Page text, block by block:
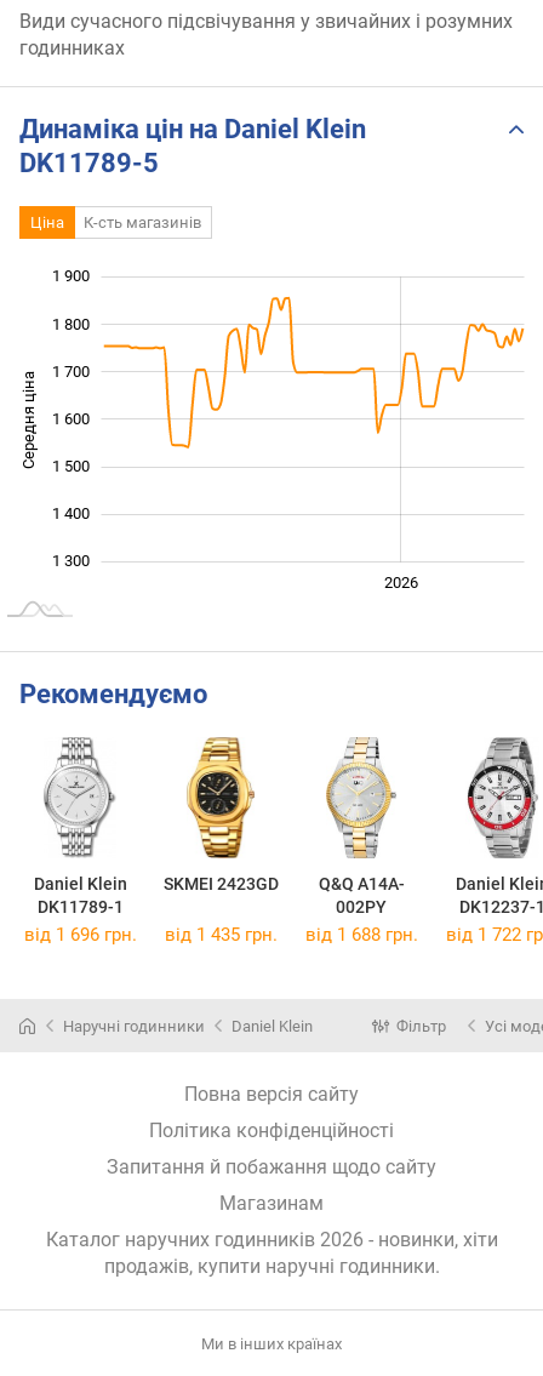
Види сучасного підсвічування у звичайних і розумних
годинниках
Динаміка цін на Daniel Klein
DK11789-5
Ціна К-сть магазинів
Середня ціна 1 300
1 300
1 400
1 500
1 600
1 700
1 800
1 900
2026
Рекомендуємо
Daniel Klein
DK11789-1
SKMEI 2423GD
Q&Q A14A-
002PY
Daniel
DK12237-
від 1 696 грн. від 1 435 грн. від 1 688 грн. від 1 722
Наручні годинники Daniel Klein Фільтр Усі
Повна версія сайту
Політика конфіденційності
Запитання й побажання щодо сайту
Магазинам
Каталог наручних годинників 2026 - новинки, хіти
продажів, купити наручні годинники.
Ми в інших країнах